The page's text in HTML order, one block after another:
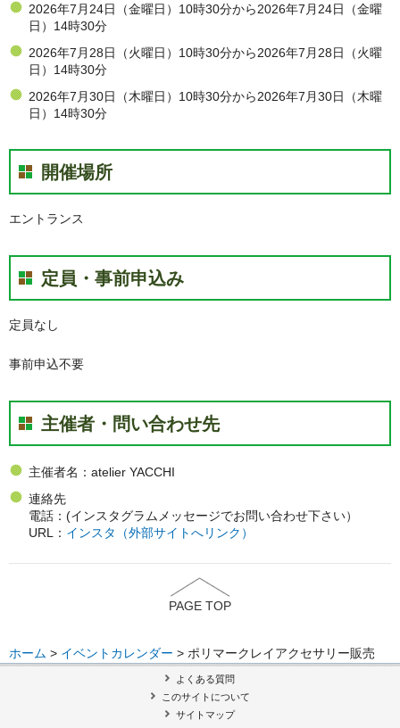
2026年7月24日（金曜日）10時30分から2026年7月24日（金曜
日）14時30分
2026年7月28日（火曜日）10時30分から2026年7月28日（火曜
日）14時30分
2026年7月30日（木曜日）10時30分から2026年7月30日（木曜
日）14時30分
開催場所
エントランス
定員・事前申込み
定員なし
事前申込不要
主催者・問い合わせ先
主催者名：atelier YACCHI
連絡先
電話：(インスタグラムメッセージでお問い合わせ下さい）
URL： インスタ（外部サイトへリンク）
PAGE TOP
ホーム > イベントカレンダー > ポリマークレイアクセサリー販売
よくある質問
このサイトについて
サイトマップ